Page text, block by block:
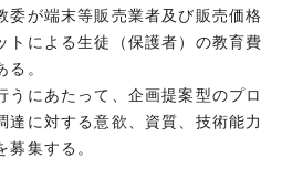
が端末等販売業者及び販売価格
トによる生徒（保護者）の教育費
る。
にあたって、企画提案型のプロ
達に対する意欲、資質、技術能力
募集する。